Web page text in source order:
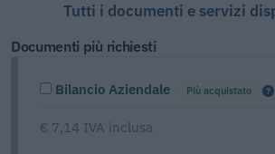
Tutti i documenti e servizi
Documenti più richiesti
Bilancio Aziendale Più acquistato
€ 7,14 IVA inclusa